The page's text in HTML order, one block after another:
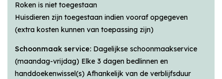
Roken is niet toegestaan
Huisdieren zijn toegestaan indien vooraf opgegeven
(extra kosten kunnen van toepassing zijn)
Schoonmaak service: Dagelijkse schoonmaakservice
(maandag-vrijdag) Elke 3 dagen bedlinnen en
handdoekenwissel(s) Afhankelijk van de verblijfsduur